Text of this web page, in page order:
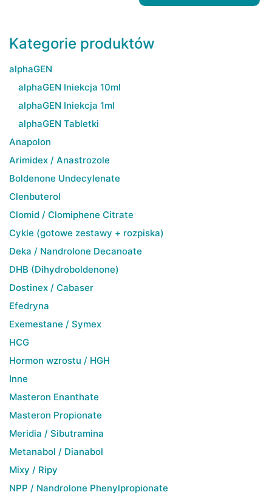
Kategorie produktów
alphaGEN
alphaGEN Iniekcja 10ml
alphaGEN Iniekcja 1ml
alphaGEN Tabletki
Anapolon
Arimidex / Anastrozole
Boldenone Undecylenate
Clenbuterol
Clomid / Clomiphene Citrate
Cykle (gotowe zestawy + rozpiska)
Deka / Nandrolone Decanoate
DHB (Dihydroboldenone)
Dostinex / Cabaser
Efedryna
Exemestane / Symex
HCG
Hormon wzrostu / HGH
Inne
Masteron Enanthate
Masteron Propionate
Meridia / Sibutramina
Metanabol / Dianabol
Mixy / Ripy
NPP / Nandrolone Phenylpropionate